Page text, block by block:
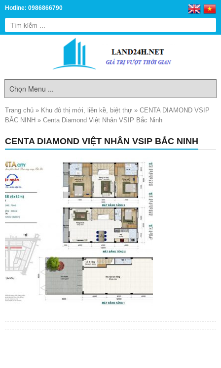
Hotline: 0986866790
Trang chủ » Khu đô thị mới, liền kề, biệt thự » CENTA DIAMOND VSIP
BẮC NINH » Centa Diamond Việt Nhân VSIP Bắc Ninh
CENTA DIAMOND VIỆT NHÂN VSIP BẮC NINH